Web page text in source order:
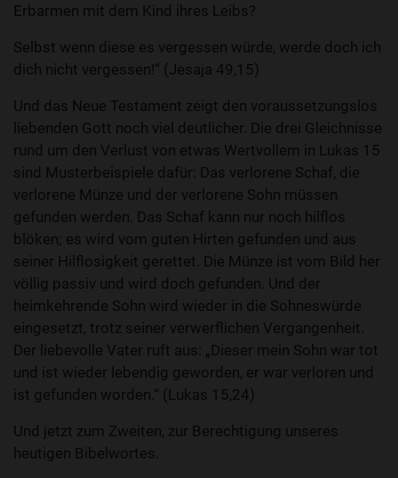
Erbarmen mit dem Kind ihres Leibs?
Selbst wenn diese es vergessen würde, werde doch ich
dich nicht vergessen!“ (Jesaja 49,15)
Und das Neue Testament zeigt den voraussetzungslos
liebenden Gott noch viel deutlicher. Die drei Gleichnisse
rund um den Verlust von etwas Wertvollem in Lukas 15
sind Musterbeispiele dafür: Das verlorene Schaf, die
verlorene Münze und der verlorene Sohn müssen
gefunden werden. Das Schaf kann nur noch hilflos
blöken; es wird vom guten Hirten gefunden und aus
seiner Hilflosigkeit gerettet. Die Münze ist vom Bild her
völlig passiv und wird doch gefunden. Und der
heimkehrende Sohn wird wieder in die Sohneswürde
eingesetzt, trotz seiner verwerflichen Vergangenheit.
Der liebevolle Vater ruft aus: „Dieser mein Sohn war tot
und ist wieder lebendig geworden, er war verloren und
ist gefunden worden.“ (Lukas 15,24)
Und jetzt zum Zweiten, zur Berechtigung unseres
heutigen Bibelwortes.